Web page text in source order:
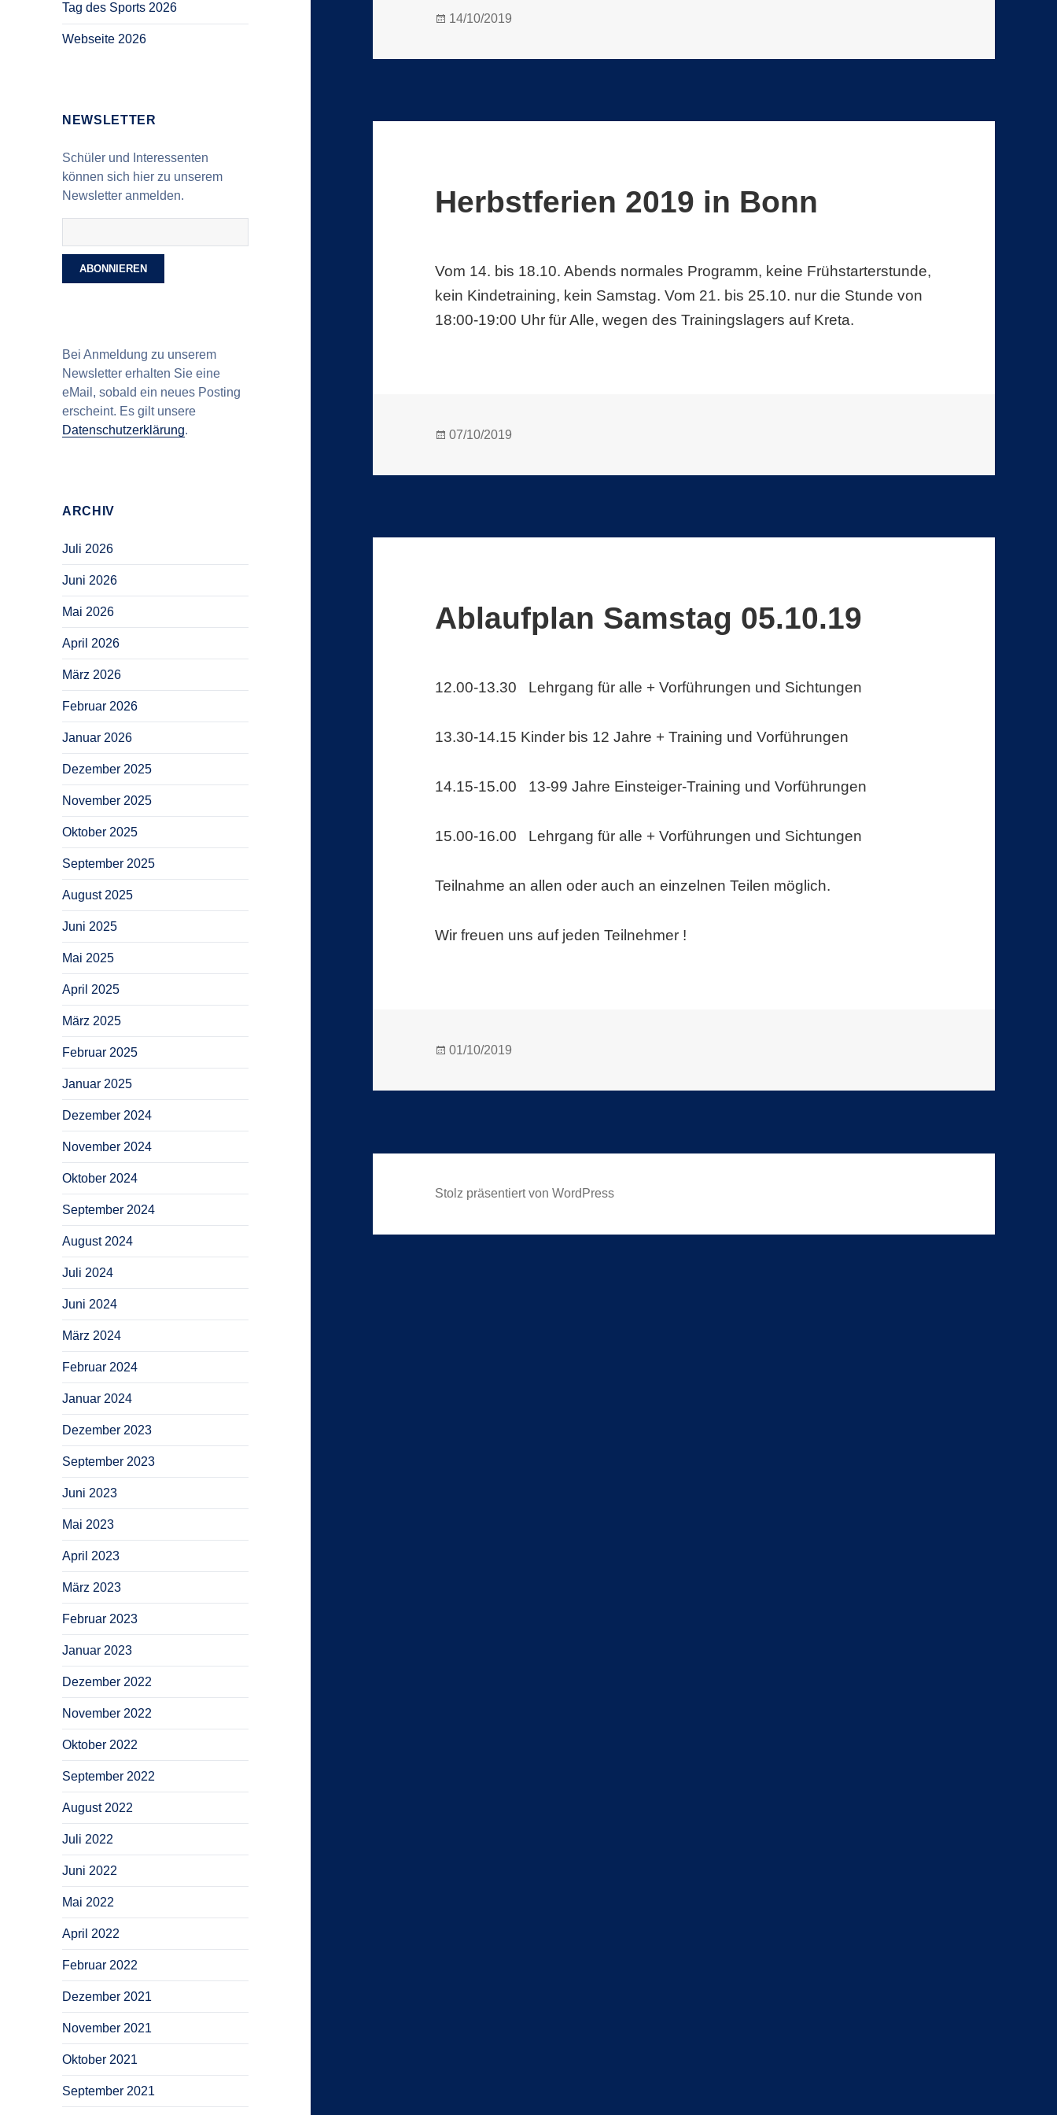
Tag des Sports 2026
Webseite 2026
NEWSLETTER
Schüler und Interessenten
können sich hier zu unserem
Newsletter anmelden.
Bei Anmeldung zu unserem
Newsletter erhalten Sie eine
eMail, sobald ein neues Posting
erscheint. Es gilt unsere
Datenschutzerklärung.
ARCHIV
Juli 2026
Juni 2026
Mai 2026
April 2026
März 2026
Februar 2026
Januar 2026
Dezember 2025
November 2025
Oktober 2025
September 2025
August 2025
Juni 2025
Mai 2025
April 2025
März 2025
Februar 2025
Januar 2025
Dezember 2024
November 2024
Oktober 2024
September 2024
August 2024
Juli 2024
Juni 2024
März 2024
Februar 2024
Januar 2024
Dezember 2023
September 2023
Juni 2023
Mai 2023
April 2023
März 2023
Februar 2023
Januar 2023
Dezember 2022
November 2022
Oktober 2022
September 2022
August 2022
Juli 2022
Juni 2022
Mai 2022
April 2022
Februar 2022
Dezember 2021
November 2021
Oktober 2021
September 2021
Veröffentlicht
14/10/2019
Herbstferien 2019 in Bonn
Vom 14. bis 18.10. Abends normales Programm, keine Frühstarterstunde,
kein Kindetraining, kein Samstag. Vom 21. bis 25.10. nur die Stunde von
18:00-19:00 Uhr für Alle, wegen des Trainingslagers auf Kreta.
Veröffentlicht
07/10/2019
Ablaufplan Samstag 05.10.19
12.00-13.30 Lehrgang für alle + Vorführungen und Sichtungen
13.30-14.15 Kinder bis 12 Jahre + Training und Vorführungen
14.15-15.00 13-99 Jahre Einsteiger-Training und Vorführungen
15.00-16.00 Lehrgang für alle + Vorführungen und Sichtungen
Teilnahme an allen oder auch an einzelnen Teilen möglich.
Wir freuen uns auf jeden Teilnehmer !
Veröffentlicht
01/10/2019
Stolz präsentiert von WordPress